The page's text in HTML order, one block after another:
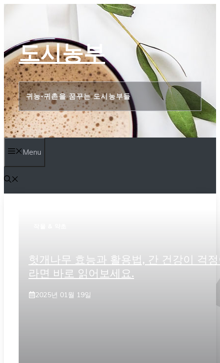
로
건
너
뛰
기
도시농부
귀농•귀촌을 꿈꾸는 도시농부들
Menu
헛개나무 효능과 활용법, 간 건강이 걱
라면 바로 읽어보세요.
2025년 01월 19일